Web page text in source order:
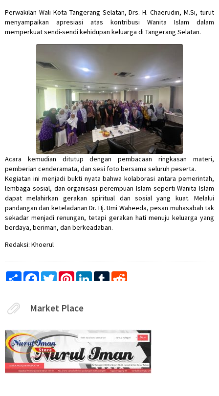
Perwakilan Wali Kota Tangerang Selatan, Drs. H. Chaerudin, M.Si, turut
menyampaikan apresiasi atas kontribusi Wanita Islam dalam
memperkuat sendi-sendi kehidupan keluarga di Tangerang Selatan.
Acara kemudian ditutup dengan pembacaan ringkasan materi,
pemberian cenderamata, dan sesi foto bersama seluruh peserta.
Kegiatan ini menjadi bukti nyata bahwa kolaborasi antara pemerintah,
lembaga sosial, dan organisasi perempuan Islam seperti Wanita Islam
dapat melahirkan gerakan spiritual dan sosial yang kuat. Melalui
pandangan dan keteladanan Dr. Hj. Umi Waheeda, pesan muhasabah tak
sekadar menjadi renungan, tetapi gerakan hati menuju keluarga yang
berdaya, beriman, dan berkeadaban.
Redaksi: Khoerul
Share FacebookTwitterPinterestLinkedInTumblr
Market Place